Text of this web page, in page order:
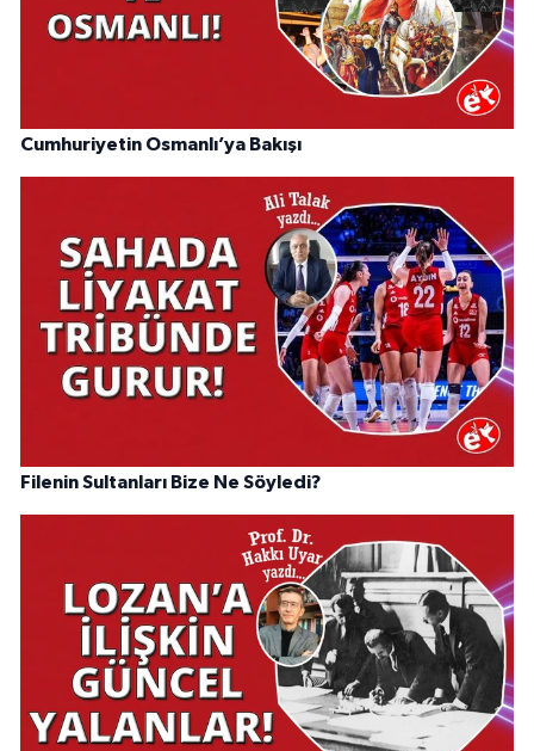
Cumhuriyetin Osmanlı’ya Bakışı
Filenin Sultanları Bize Ne Söyledi?